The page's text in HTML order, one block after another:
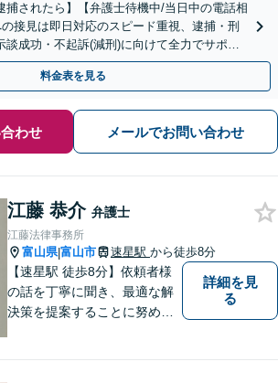
捕されたら】【弁護士待機中/当日中の電話相
接見は即日対応のスピード重視、逮捕・刑
談成功・不起訴(減刑)に向けて全力でサポー
相談専門】
料金表を見る
わせ メールでお問い合わせ
江藤 恭介 弁護士
江藤法律事務所
富山県|富山市 速星駅 から徒歩8分
【速星駅 徒歩8分】依頼者様
の話を丁寧に聞き、最適な解
決策を提案することに努めて
詳細を見
る